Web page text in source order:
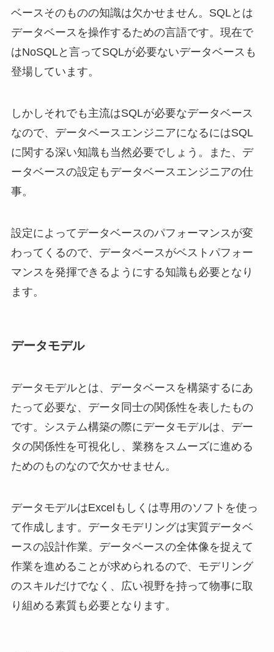
ベースそのものの知識は欠かせません。SQLとは
データベースを操作するための言語です。現在で
はNoSQLと言ってSQLが必要ないデータベースも
登場しています。
しかしそれでも主流はSQLが必要なデータベース
なので、データベースエンジニアになるにはSQL
に関する深い知識も当然必要でしょう。また、デ
ータベースの設定もデータベースエンジニアの仕
事。
設定によってデータベースのパフォーマンスが変
わってくるので、データベースがベストパフォー
マンスを発揮できるようにする知識も必要となり
ます。
データモデル
データモデルとは、データベースを構築するにあ
たって必要な、データ同士の関係性を表したもの
です。システム構築の際にデータモデルは、デー
タの関係性を可視化し、業務をスムーズに進める
ためのものなので欠かせません。
データモデルはExcelもしくは専用のソフトを使っ
て作成します。データモデリングは実質データベ
ースの設計作業。データベースの全体像を捉えて
作業を進めることが求められるので、モデリング
のスキルだけでなく、広い視野を持って物事に取
り組める素質も必要となります。